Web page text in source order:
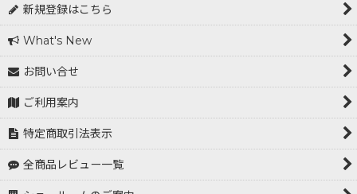
新規登録はこちら
What's New
お問い合せ
ご利用案内
特定商取引法表示
全商品レビュー一覧